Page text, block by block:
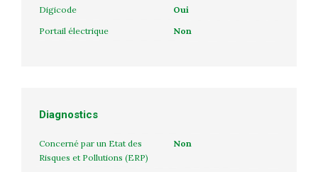
Digicode
Oui
Portail électrique
Non
Diagnostics
Concerné par un Etat des
Risques et Pollutions (ERP)
Non